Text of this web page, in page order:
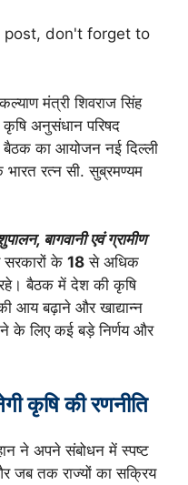
post, don't forget to
मंत्री शिवराज सिंह
कृषि अनुसंधान परिषद
का आयोजन नई दिल्ली
भारत रत्न सी. सुब्रमण्यम
बागवानी एवं ग्रामीण
के 18 से अधिक
रहे। बैठक में देश की कृषि
आय बढ़ाने और खाद्यान्न
के लिए कई बड़े निर्णय और
कृषि की रणनीति
ने अपने संबोधन में स्पष्ट
जब तक राज्यों का सक्रिय